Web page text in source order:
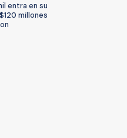
entra en su
millones